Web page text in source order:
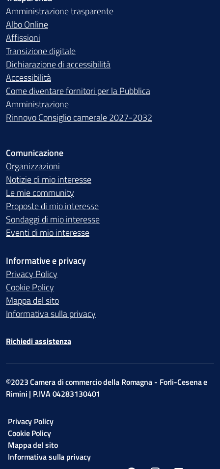
Amministrazione trasparente
Albo Online
Affissioni
Transizione digitale
Dichiarazione di accessibilità
Accessibilità
Come diventare fornitori per la Pubblica
Amministrazione
Rinnovo Consiglio camerale 2027-2032
Comunicazione
Organizzazioni
Notizie di mio interesse
Le mie community
Proposte di mio interesse
Sondaggi di mio interesse
Eventi di mio interesse
Informative e privacy
Privacy Policy
Cookie Policy
Mappa del sito
Informativa sulla privacy
Richiedi assistenza
©2023 Camera di commercio della Romagna - Forli-Cesena e
Rimini | P.IVA 04283130401
Privacy Policy
Cookie Policy
Mappa del sito
Informativa sulla privacy